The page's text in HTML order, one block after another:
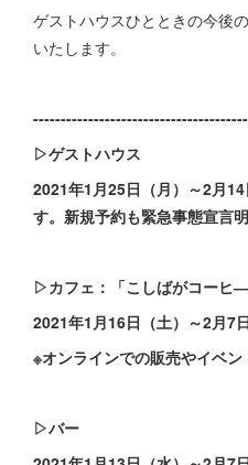
ゲストハウスひとときの今後
いたします。
▷ゲストハウス
2021年1月25日（月）～2月
す。新規予約も緊急事態宣言
▷カフェ：「こしばがコーヒ―
2021年1月16日（土）～2月7
※オンラインでの販売やイベ
▷バー